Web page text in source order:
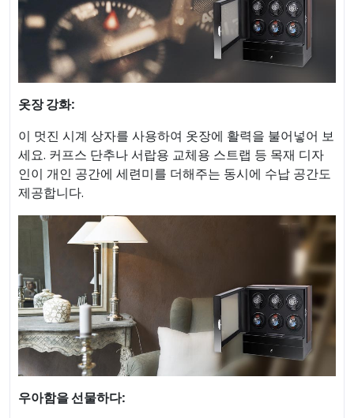
옷장 강화:
이 멋진 시계 상자를 사용하여 옷장에 활력을 불어넣어 보
세요. 커프스 단추나 서랍용 교체용 스트랩 등 목재 디자
인이 개인 공간에 세련미를 더해주는 동시에 수납 공간도
제공합니다.
우아함을 선물하다: